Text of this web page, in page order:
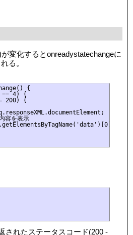
変化するとonreadystatechangeに
る。
{
4) {
200) {
容を表示
されたステータスコード(200 -